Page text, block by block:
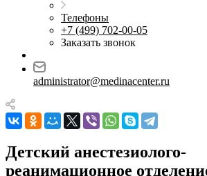
Телефоны
+7 (499) 702-00-05
Заказать звонок
administrator@medinacenter.ru
Детский анестезиолого-
реанимационное